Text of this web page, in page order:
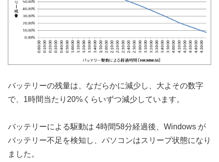
バッテリーの残量は、なだらかに減少し、大よその数字
で、1時間当たり20%くらいずつ減少しています。
バッテリーによる駆動は 4時間58分経過後、Windows が
バッテリー不足を検知し、パソコンはスリープ状態になり
ました。